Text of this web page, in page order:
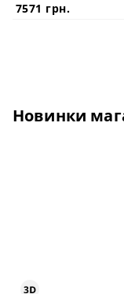
7571 грн.
Новинки